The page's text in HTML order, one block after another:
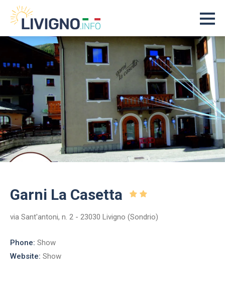
Garni La Casetta
via Sant'antoni, n. 2 - 23030 Livigno (Sondrio)
Phone: Show
Website: Show